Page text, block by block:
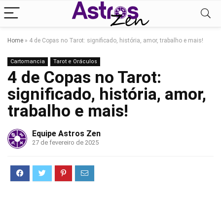
Home » 4 de Copas no Tarot: significado, história, amor, trabalho e mais!
Cartomancia Tarot e Oráculos
4 de Copas no Tarot:
significado, história, amor,
trabalho e mais!
Equipe Astros Zen
27 de fevereiro de 2025